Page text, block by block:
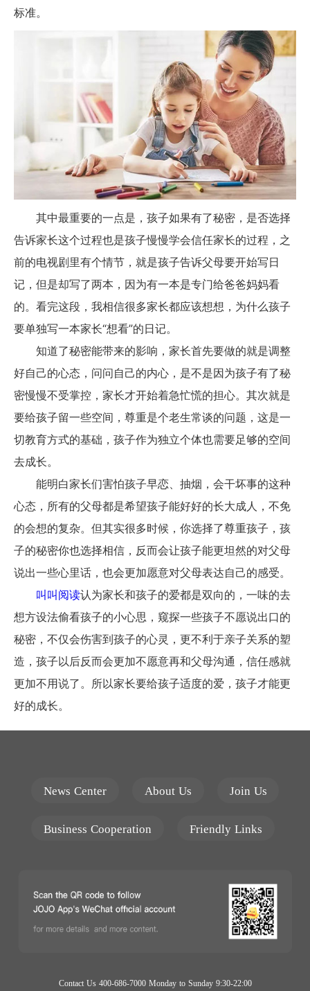
标准。
其中最重要的一点是，孩子如果有了秘密，是否选择
告诉家长这个过程也是孩子慢慢学会信任家长的过程，之
前的电视剧里有个情节，就是孩子告诉父母要开始写日
记，但是却写了两本，因为有一本是专门给爸爸妈妈看
的。看完这段，我相信很多家长都应该想想，为什么孩子
要单独写一本家长“想看”的日记。
知道了秘密能带来的影响，家长首先要做的就是调整
好自己的心态，问问自己的内心，是不是因为孩子有了秘
密慢慢不受掌控，家长才开始着急忙慌的担心。其次就是
要给孩子留一些空间，尊重是个老生常谈的问题，这是一
切教育方式的基础，孩子作为独立个体也需要足够的空间
去成长。
能明白家长们害怕孩子早恋、抽烟，会干坏事的这种
心态，所有的父母都是希望孩子能好好的长大成人，不免
的会想的复杂。但其实很多时候，你选择了尊重孩子，孩
子的秘密你也选择相信，反而会让孩子能更坦然的对父母
说出一些心里话，也会更加愿意对父母表达自己的感受。
叫叫阅读认为家长和孩子的爱都是双向的，一味的去
想方设法偷看孩子的小心思，窥探一些孩子不愿说出口的
秘密，不仅会伤害到孩子的心灵，更不利于亲子关系的塑
造，孩子以后反而会更加不愿意再和父母沟通，信任感就
更加不用说了。所以家长要给孩子适度的爱，孩子才能更
好的成长。
News Center About Us Join Us
Business Cooperation Friendly Links
Contact Us 400-686-7000 Monday to Sunday 9:30-22:00